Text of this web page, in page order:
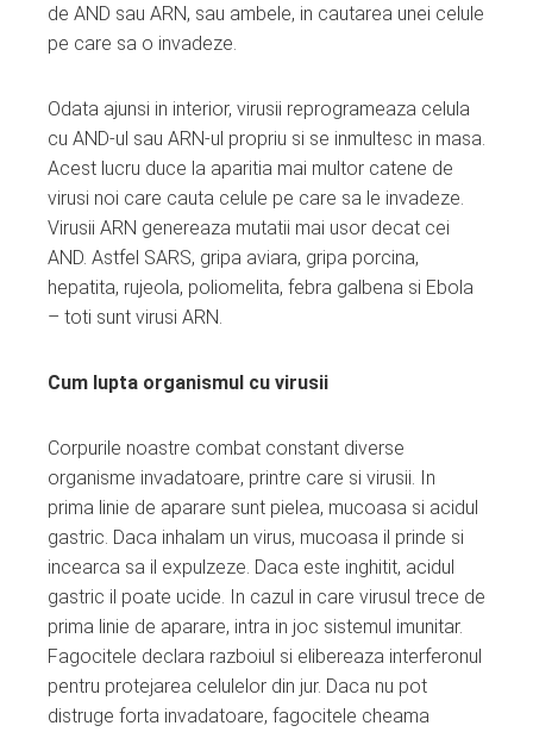
de AND sau ARN, sau ambele, in cautarea unei celule
pe care sa o invadeze.
Odata ajunsi in interior, virusii reprogrameaza celula
cu AND-ul sau ARN-ul propriu si se inmultesc in masa.
Acest lucru duce la aparitia mai multor catene de
virusi noi care cauta celule pe care sa le invadeze.
Virusii ARN genereaza mutatii mai usor decat cei
AND. Astfel SARS, gripa aviara, gripa porcina,
hepatita, rujeola, poliomelita, febra galbena si Ebola
– toti sunt virusi ARN.
Cum lupta organismul cu virusii
Corpurile noastre combat constant diverse
organisme invadatoare, printre care si virusii. In
prima linie de aparare sunt pielea, mucoasa si acidul
gastric. Daca inhalam un virus, mucoasa il prinde si
incearca sa il expulzeze. Daca este inghitit, acidul
gastric il poate ucide. In cazul in care virusul trece de
prima linie de aparare, intra in joc sistemul imunitar.
Fagocitele declara razboiul si elibereaza interferonul
pentru protejarea celulelor din jur. Daca nu pot
distruge forta invadatoare, fagocitele cheama